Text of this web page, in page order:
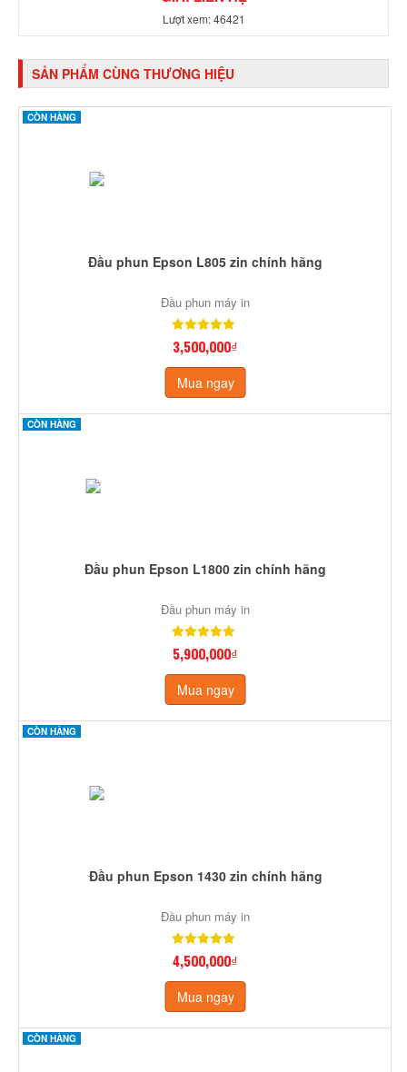
Lượt xem: 46421
SẢN PHẨM CÙNG THƯƠNG HIỆU
CÒN HÀNG
Đầu phun Epson L805 zin chính hãng
Đầu phun máy in
3,500,000₫
Mua ngay
CÒN HÀNG
Đầu phun Epson L1800 zin chính hãng
Đầu phun máy in
5,900,000₫
Mua ngay
CÒN HÀNG
Đầu phun Epson 1430 zin chính hãng
Đầu phun máy in
4,500,000₫
Mua ngay
CÒN HÀNG